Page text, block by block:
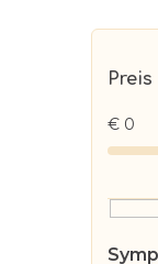
S
n
Preis
€ 0